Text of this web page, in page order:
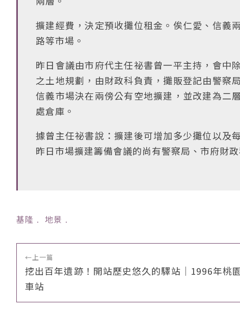
擴建經費，決定預收攤位租金。俟仁愛、信義
路等市場。
昨日會議由市府代主任祕書曾一平主持，會中
之土地規劃，由財政科負責，攤販登記由警察
信義市場決在兩傍公有空地擴建，並改建為二
處倉庫。
據曾主任祕書說：擴建後可增加多少攤位以及
昨日市場擴建籌備會議的尚有警察局、市府財
基隆 ﹒ 地景 ﹒
←上一篇
挖出百年遺跡！開站歷史悠久的驛站｜1996年桃
車站